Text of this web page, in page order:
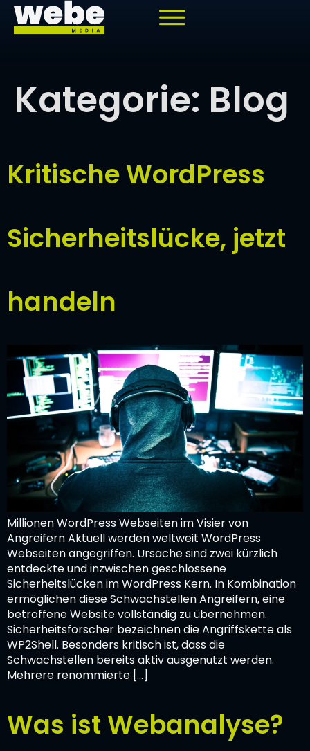
springen
Kategorie: Blog
Kritische WordPress
Sicherheitslücke, jetzt
handeln
Millionen WordPress Webseiten im Visier von
Angreifern Aktuell werden weltweit WordPress
Webseiten angegriffen. Ursache sind zwei kürzlich
entdeckte und inzwischen geschlossene
Sicherheitslücken im WordPress Kern. In Kombination
ermöglichen diese Schwachstellen Angreifern, eine
betroffene Website vollständig zu übernehmen.
Sicherheitsforscher bezeichnen die Angriffskette als
WP2Shell. Besonders kritisch ist, dass die
Schwachstellen bereits aktiv ausgenutzt werden.
Mehrere renommierte […]
Was ist Webanalyse?